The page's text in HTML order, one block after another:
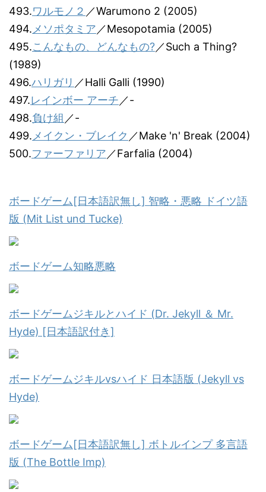
493.ワルモノ２ ／Warumono 2 (2005)
494. メソポタミア ／Mesopotamia (2005)
495.こんなもの、どんなもの?／Such a Thing?
(1989)
496.ハリガリ ／Halli Galli (1990)
497.レインボー アーチ ／-
498.負け組 ／-
499. メイクン・ブレイク ／Make 'n' Break (2004)
500.ファーファリア ／Farfalia (2004)
ボードゲーム[日本語訳無し] 智略・悪略 ドイツ語
版 (Mit List und Tucke)
ボードゲーム知略悪略
ボードゲームジキルとハイド (Dr. Jekyll ＆ Mr.
Hyde) [日本語訳付き]
ボードゲームジキルvsハイド 日本語版 (Jekyll vs
Hyde)
ボードゲーム[日本語訳無し] ボトルインプ 多言語
版 (The Bottle Imp)